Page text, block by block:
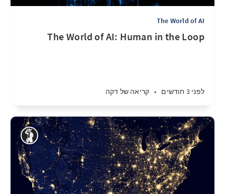
The World of AI
The World of AI: Human in the Loop
לפני 3 חודשים • קריאה של דקה